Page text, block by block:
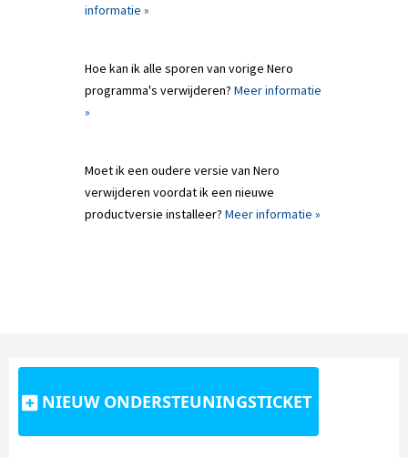
informatie »
Hoe kan ik alle sporen van vorige Nero
programma's verwijderen? Meer informatie
»
Moet ik een oudere versie van Nero
verwijderen voordat ik een nieuwe
productversie installeer? Meer informatie »
NIEUW ONDERSTEUNINGSTICKET